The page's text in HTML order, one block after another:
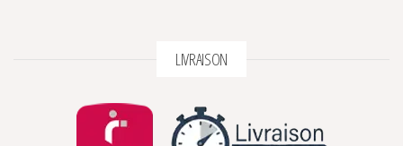
LIVRAISON